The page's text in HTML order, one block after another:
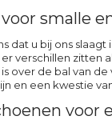
smalle
dat u bij ons
verschillen zitten
over de bal van
en een kwestie
voor